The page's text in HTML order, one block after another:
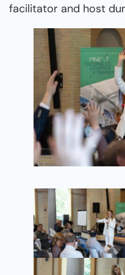
facilitator and host